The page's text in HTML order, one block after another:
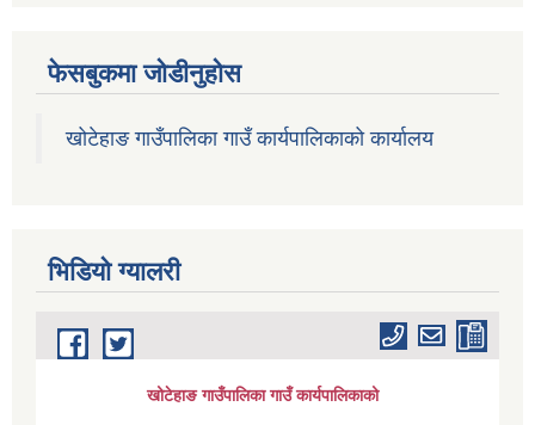
फेसबुकमा जोडीनुहोस
खोटेहाङ गाउँपालिका गाउँ कार्यपालिकाको कार्यालय
भिडियाे ग्यालरी